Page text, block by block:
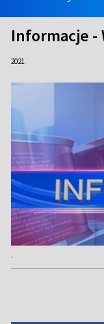
Informacje -
2021
.